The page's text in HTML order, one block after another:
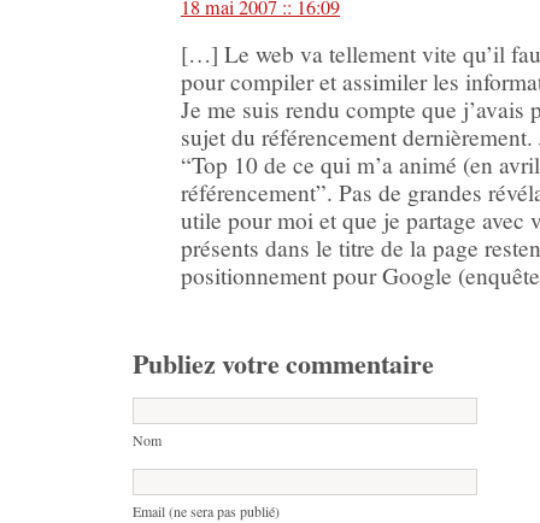
18 mai 2007 :: 16:09
[…] Le web va tellement vite qu’il
pour compiler et assimiler les
Je me suis rendu compte que j’avais
sujet du référencement
“Top 10 de ce qui m’a animé (en
référencement”. Pas de grandes
utile pour moi et que je partage avec
présents dans le titre de la page
positionnement pour Google
Publiez votre commentaire
Nom
Email (ne sera pas publié)